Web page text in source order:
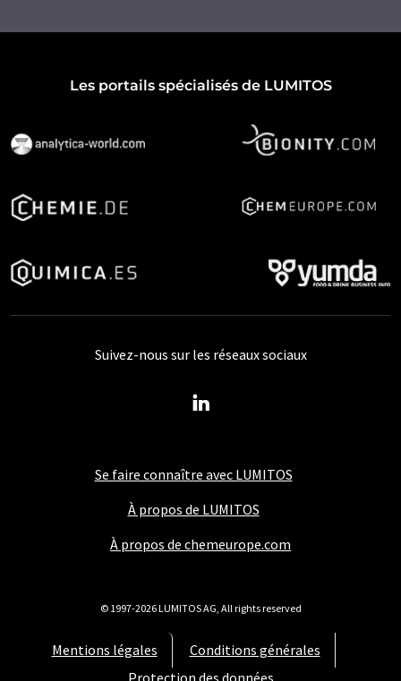
Les portails spécialisés de LUMITOS
Se faire connaître avec LUMITOS
À propos de LUMITOS
À propos de chemeurope.com
Mentions légales
Conditions générales
Suivez-nous sur les réseaux sociaux
© 1997-2026 LUMITOS AG, All rights reserved